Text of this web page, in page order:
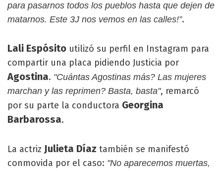
para pasarnos todos los pueblos hasta que dejen de
matarnos. Este 3J nos vemos en las calles!”.
Lali Espósito utilizó su perfil en Instagram para
compartir una placa pidiendo Justicia por
Agostina. "Cuántas Agostinas más? Las mujeres
marchan y las reprimen? Basta, basta", remarcó
por su parte la conductora Georgina
Barbarossa.
La actriz Julieta Díaz también se manifestó
conmovida por el caso: "No aparecemos muertas,